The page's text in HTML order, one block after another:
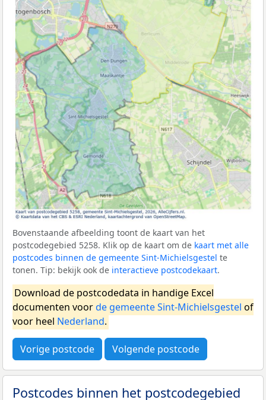
Bovenstaande afbeelding toont de kaart van het
postcodegebied 5258. Klik op de kaart om de kaart met alle
postcodes binnen de gemeente Sint-Michielsgestel te
tonen. Tip: bekijk ook de interactieve postcodekaart.
Download de postcodedata in handige Excel
documenten voorde gemeente Sint-Michielsgestel of
voor heel Nederland.
Vorige postcode Volgende postcode
Postcodes binnen het postcodegebied